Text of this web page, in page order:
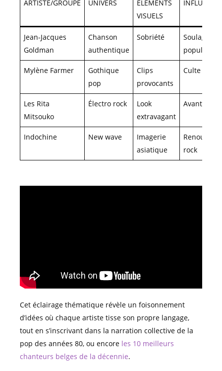
ARTISTE/GROUPE UNIVERS
ÉLÉMENTS
VISUELS
INFLUENCE
Jean-Jacques
Goldman
Chanson
authentique
Sobriété
populaire
Mylène Farmer
Gothique
pop
Clips
provocants
Culte visuel
Les Rita
Mitsouko
Électro rock
Look
extravagant
Avant-
Indochine New wave
Imagerie
asiatique
Renouveau
rock
Cet éclairage thématique révèle un foisonnement
d’idées où chaque artiste tisse son propre langage,
tout en s’inscrivant dans la narration collective de la
pop des années 80, ou encore les 10 meilleurs
chanteurs belges de la décennie.